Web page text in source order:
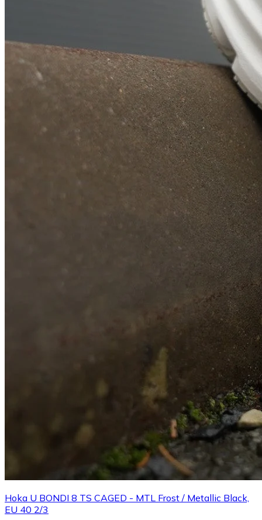
Hoka U BONDI 8 TS CAGED - MTL Frost / Metallic Black,
EU 40 2/3